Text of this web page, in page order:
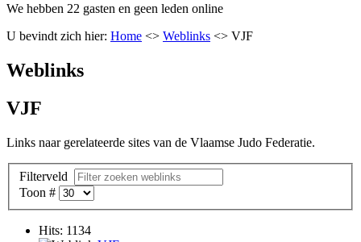
We hebben 22 gasten en geen leden online
U bevindt zich hier: Home <> Weblinks <> VJF
Weblinks
VJF
Links naar gerelateerde sites van de Vlaamse Judo Federatie.
Filterveld
Toon #
Hits: 1134